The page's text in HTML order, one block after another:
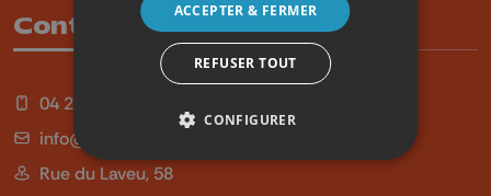
Contact
04 254 99 99
info@qu4tre.be
Rue du Laveu, 58
ACCEPTER & FERMER
REFUSER TOUT
CONFIGURER